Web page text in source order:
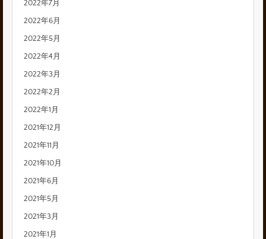
2022年7月
2022年6月
2022年5月
2022年4月
2022年3月
2022年2月
2022年1月
2021年12月
2021年11月
2021年10月
2021年6月
2021年5月
2021年3月
2021年1月